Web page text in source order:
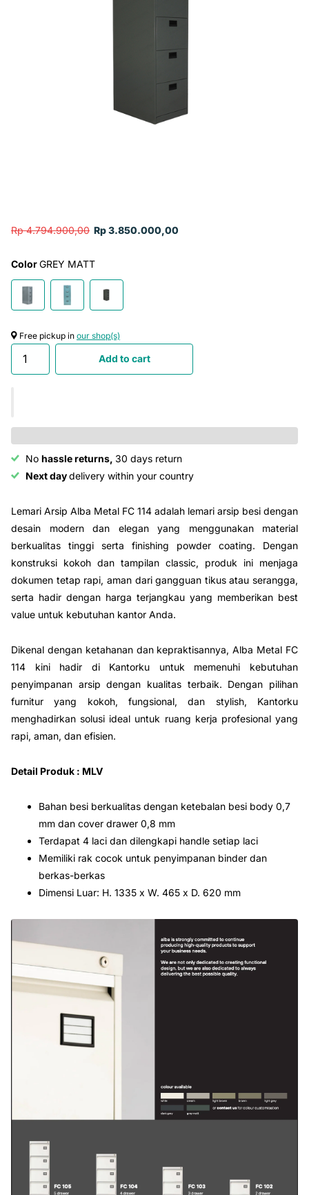
Rp 4.794.900,00 Rp 3.850.000,00
ColorGREY MATT
Free pickup in our shop(s)
Add to cart
No hassle returns, 30 days return
Next daydelivery within your country
Lemari Arsip Alba Metal FC 114 adalah lemari arsip besi dengan
desain modern dan elegan yang menggunakan material
berkualitas tinggi serta finishing powder coating. Dengan
konstruksi kokoh dan tampilan classic, produk ini menjaga
dokumen tetap rapi, aman dari gangguan tikus atau serangga,
serta hadir dengan harga terjangkau yang memberikan best
value untuk kebutuhan kantor Anda.
Dikenal dengan ketahanan dan kepraktisannya, Alba Metal FC
114 kini hadir di Kantorku untuk memenuhi kebutuhan
penyimpanan arsip dengan kualitas terbaik. Dengan pilihan
furnitur yang kokoh, fungsional, dan stylish, Kantorku
menghadirkan solusi ideal untuk ruang kerja profesional yang
rapi, aman, dan efisien.
Detail Produk : MLV
Bahan besi berkualitas dengan ketebalan besi body 0,7
mm dan cover drawer 0,8 mm
Terdapat 4 laci dan dilengkapi handle setiap laci
Memiliki rak cocok untuk penyimpanan binder dan
berkas-berkas
Dimensi Luar: H. 1335 x W. 465 x D. 620 mm